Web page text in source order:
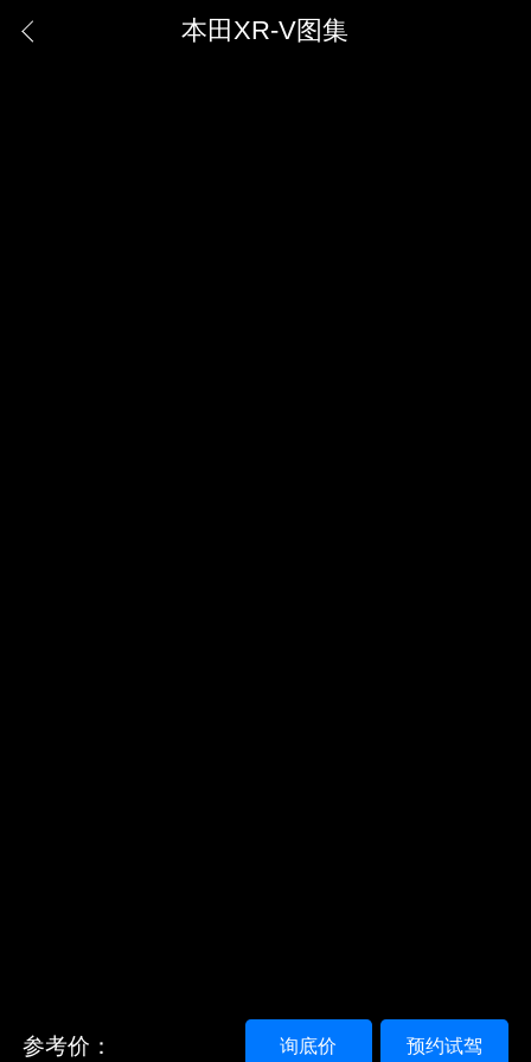
本田XR-V图集
参考价： 预约试驾
询底价